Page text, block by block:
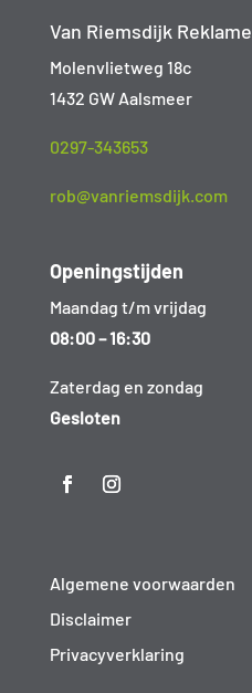
Van Riemsdijk Reklame
Molenvlietweg 18c
1432 GW Aalsmeer
0297-343653
rob@vanriemsdijk.com
Openingstijden
Maandag t/m vrijdag
08:00 – 16:30
Zaterdag en zondag
Gesloten
Algemene voorwaarden
Disclaimer
Privacyverklaring